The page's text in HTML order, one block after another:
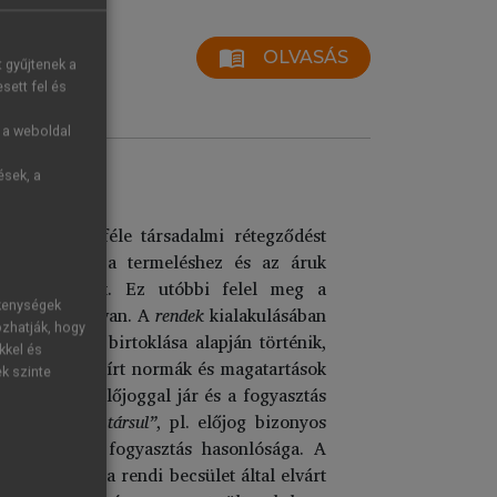
menu_book OLVASÁS
kétféle társadalmi rétegződést
a termeléshez és az áruk
elvei szerint. Ez utóbbi felel meg a
szerepe van. Arendekkialakulásában
a tárgyak birtoklása alapján történik,
előírt normák és magatartások
előnnyel, előjoggal jár és a fogyasztás
társul”, pl. előjog bizonyos
és a fogyasztás hasonlósága. A
hogy a rendi becsület által elvárt
a
fel és
weboldal
a
hogy
és
szinte